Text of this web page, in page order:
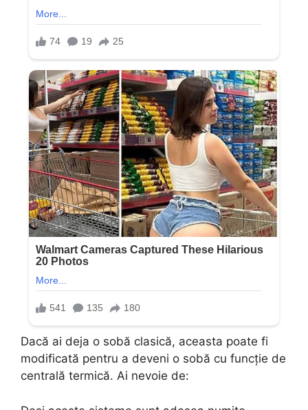
Dacă ai deja o sobă clasică, aceasta poate fi
modificată pentru a deveni o sobă cu funcție de
centrală termică. Ai nevoie de: